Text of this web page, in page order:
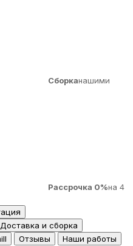
Сборканашими
Рассрочка 0%на 4
Доставка и сборка
Отзывы Наши работы